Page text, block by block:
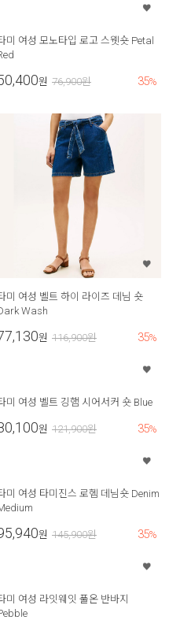
미 여성 모노타입 로고 스웻숏 Petal
원 76,900원 35%
미 여성 벨트 하이 라이즈 데님 숏
Wash
원 116,900원 35%
미 여성 벨트 깅햄 시어서커 숏 Blue
원 121,900원 35%
미 여성 타미진스 로헴 데님숏 Denim
원 145,900원 35%
미 여성 라잇웨잇 풀온 반바지